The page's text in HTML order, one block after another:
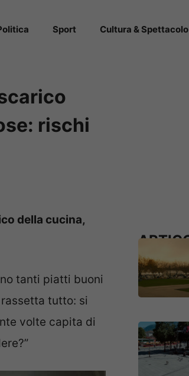
Sport Cultura & Spettacolo
rischi
della cucina,
tanti piatti buoni
tutto: si
volte capita di